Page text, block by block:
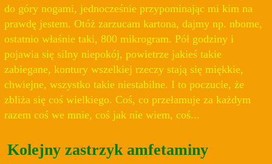
do góry nogami, jednocześnie przypominając mi kim na
prawdę jestem. Otóż zarzucam kartona, dajmy np. nbome,
ostatnio właśnie taki, 800 mikrogram. Pół godziny i
pojawia się silny niepokój, powietrze jakieś takie
zabiegane, kontury wszelkiej rzeczy stają się miękkie,
chwiejne, wszystko takie niestabilne. I to poczucie, że
zbliża się coś wielkiego. Coś, co przełamuje za każdym
razem coś we mnie, coś jak nie wiem, coś...
Kolejny zastrzyk amfetaminy